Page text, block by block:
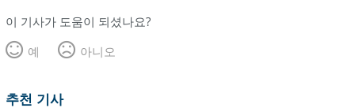
이 기사가 도움이 되셨나요?
예
아니오
추천 기사